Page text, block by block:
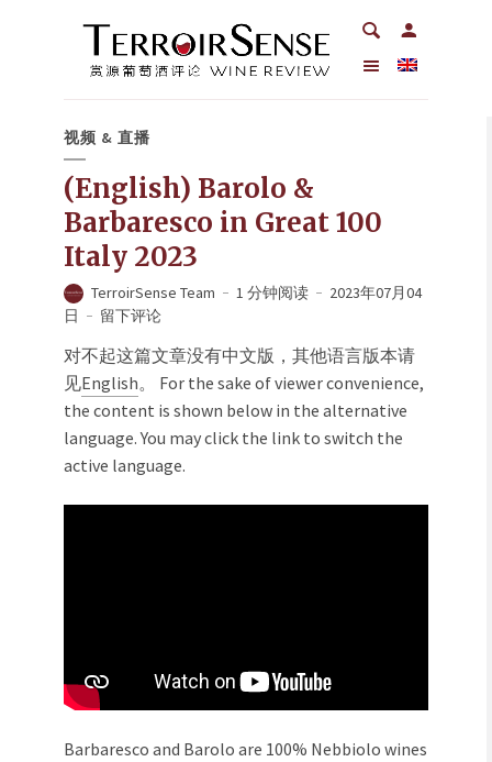
视频 & 直播
(English) Barolo &
Barbaresco in Great 100
Italy 2023
TerroirSense Team 1 分钟阅读
2023年07月04
日
留下评论
对不起这篇文章没有中文版，其他语言版本请
见English。 For the sake of viewer convenience,
the content is shown below in the alternative
language. You may click the link to switch the
active language.
Barbaresco and Barolo are 100% Nebbiolo wines